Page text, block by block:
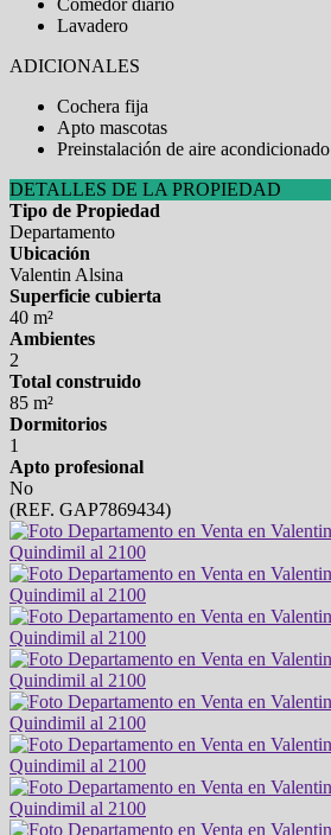
Comedor diario
Lavadero
ADICIONALES
Cochera fija
Apto mascotas
Preinstalación de aire acondicionado
DETALLES DE LA PROPIEDAD
Tipo de Propiedad
Departamento
Ubicación
Valentin Alsina
Superficie cubierta
40 m²
Ambientes
2
Total construido
85 m²
Dormitorios
1
Apto profesional
No
(REF. GAP7869434)